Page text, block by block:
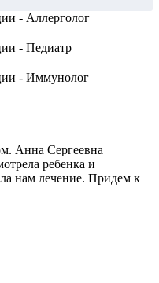
- Аллерголог
- Педиатр
- Иммунолог
Анна Сергеевна
ребенка и
нам лечение. Придем к